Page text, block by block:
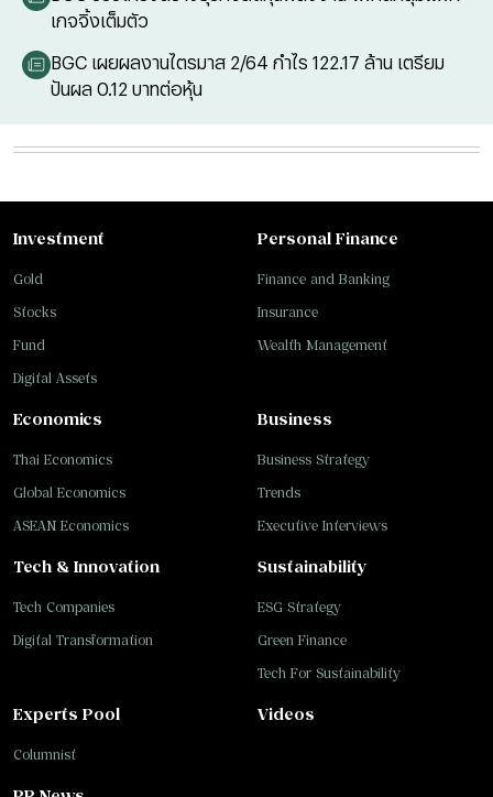
เกจจิ้งเต็มตัว
BGC เผยผลงานไตรมาส 2/64 กำไร 122.17 ล้าน เตรียม
ปันผล 0.12 บาทต่อหุ้น
Investment
Gold
Stocks
Fund
Digital Assets
Personal Finance
Finance and Banking
Insurance
Wealth Management
Business
Business Strategy
Trends
Executive Interviews
Tech & Innovation
Tech Companies
Digital Transformation
Sustainability
ESG Strategy
Green Finance
Tech For Sustainability
Economics
Thai Economics
Global Economics
ASEAN Economics
Experts Pool
Columnist
Videos